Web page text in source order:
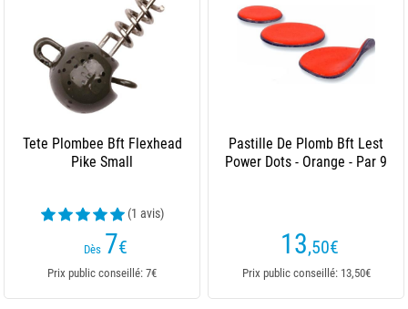
Tete Plombee Bft Flexhead
Pike Small
(1 avis)
Dès 7€
Prix public conseillé: 7€
Pastille De Plomb Bft Lest
Power Dots - Orange - Par 9
13,50€
Prix public conseillé: 13,50€